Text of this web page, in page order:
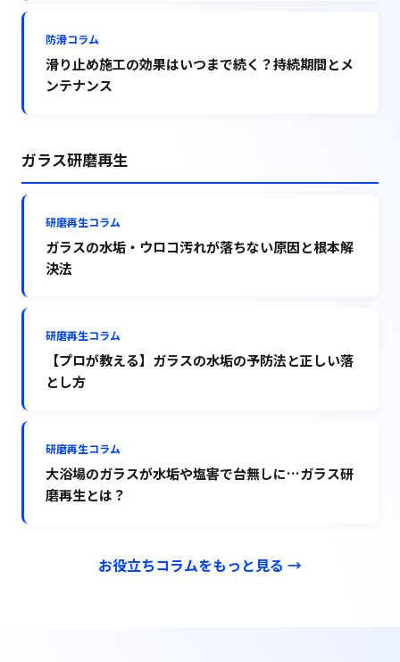
防滑コラム
滑り止め施工の効果はいつまで続く？持続期間とメ
ンテナンス
ガラス研磨再生
研磨再生コラム
ガラスの水垢・ウロコ汚れが落ちない原因と根本解
決法
研磨再生コラム
【プロが教える】ガラスの水垢の予防法と正しい落
とし方
研磨再生コラム
大浴場のガラスが水垢や塩害で台無しに…ガラス研
磨再生とは？
お役立ちコラムをもっと見る →